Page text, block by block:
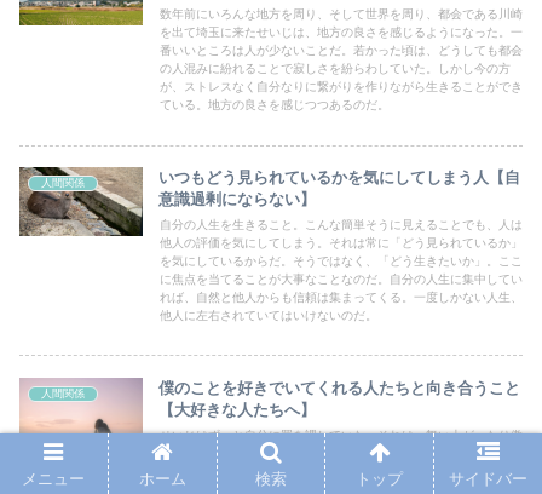
数年前にいろんな地方を周り、そして世界を周り、都会である川崎
を出て埼玉に来たせいじは、地方の良さを感じるようになった。一
番いいところは人が少ないことだ。若かった頃は、どうしても都会
の人混みに紛れることで寂しさを紛らわしていた。しかし今の方
が、ストレスなく自分なりに繋がりを作りながら生きることができ
ている。地方の良さを感じつつあるのだ。
人間関係
いつもどう見られているかを気にしてしまう人【自
意識過剰にならない】
自分の人生を生きること。こんな簡単そうに見えることでも、人は
他人の評価を気にしてしまう。それは常に「どう見られているか」
を気にしているからだ。そうではなく、「どう生きたいか」。ここ
に焦点を当てることが大事なことなのだ。自分の人生に集中してい
れば、自然と他人からも信頼は集まってくる。一度しかない人生、
他人に左右されていてはいけないのだ。
人間関係
僕のことを好きでいてくれる人たちと向き合うこと
【大好きな人たちへ】
せいじはずっと自分に罪を課していた。それは、舞い上がったり傲
慢になったりしたら過去の自分に戻ってしまうという、恐怖心から
の行為だった。それでも与え続けたのならば、もう自分を解放して
もいい。いつまでも十字架を背負っている必要はないのだ。返され
メニュー ホーム 検索 トップ サイドバー